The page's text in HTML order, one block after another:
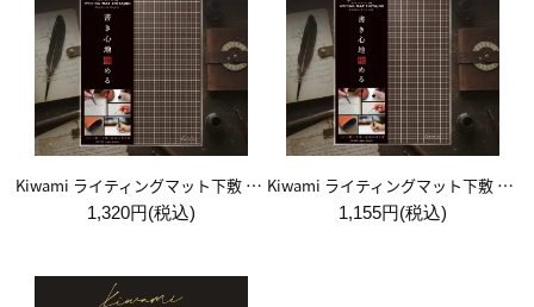
Kiwami ライティングマット下敷 A4+【ブラウン&キャメル】
1,320円(税込)
Kiwami ライティングマット下敷 B5+【ブラウン&キャメル】
1,155円(税込)